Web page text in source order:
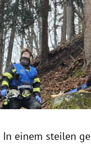
Untermenü
Untermenü
Untermenü
Untermenü
Untermenü
In einem steilen